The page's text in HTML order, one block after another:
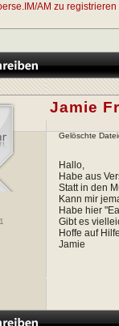
AM zu
Jamie
Gelöschte
Hallo,
Habe aus
Statt in den
Kann mir
Habe hier
Gibt es
Hoffe auf
Jamie